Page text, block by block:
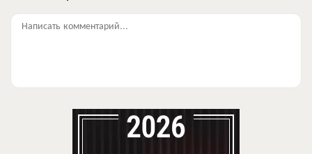
Написать комментарий...